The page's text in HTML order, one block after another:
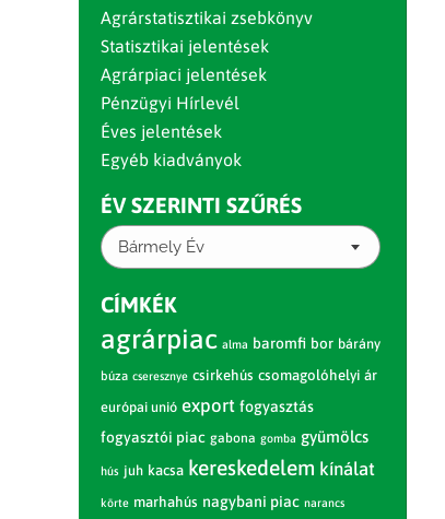
Agrárstatisztikai zsebkönyv
Statisztikai jelentések
Agrárpiaci jelentések
Pénzügyi Hírlevél
Éves jelentések
Egyéb kiadványok
ÉV SZERINTI SZŰRÉS
Bármely Év
CÍMKÉK
agrárpiac alma baromfi bor bárány
búza cseresznye csirkehús csomagolóhelyi ár
európai unió export fogyasztás
fogyasztói piac gabona gomba gyümölcs
hús juh kacsa kereskedelem kínálat
körte marhahús nagybani piac narancs